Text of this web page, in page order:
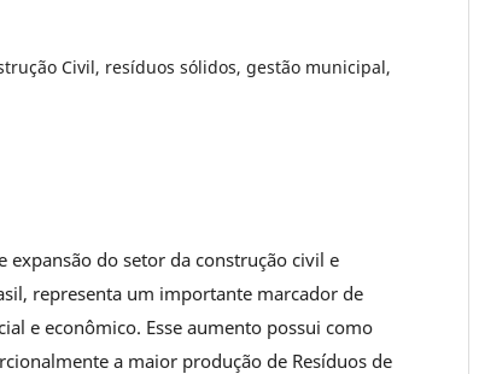
Civil, resíduos sólidos, gestão municipal,
expansão do setor da construção civil e
representa um importante marcador de
e econômico. Esse aumento possui como
a maior produção de Resíduos de